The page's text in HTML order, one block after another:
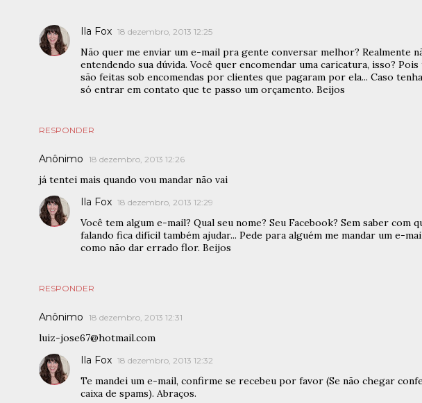
RESPONDER
Ila Fox 18 dezembro, 2013 12:25
Não quer me enviar um e-mail pra gente conversar melhor? Realmente
entendendo sua dúvida. Você quer encomendar uma caricatura, isso? Pois
são feitas sob encomendas por clientes que pagaram por ela... Caso
só entrar em contato que te passo um orçamento. Beijos
Anônimo 18 dezembro, 2013 12:26
já tentei mais quando vou mandar não vai
RESPONDER
Ila Fox 18 dezembro, 2013 12:29
Você tem algum e-mail? Qual seu nome? Seu Facebook? Sem saber com
falando fica difícil também ajudar... Pede para alguém me mandar um e-
como não dar errado flor. Beijos
Anônimo 18 dezembro, 2013 12:31
luiz-jose67@hotmail.com
Ila Fox 18 dezembro, 2013 12:32
Te mandei um e-mail, confirme se recebeu por favor (Se não chegar
caixa de spams). Abraços.